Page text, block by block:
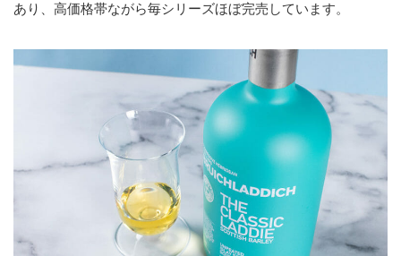
あり、高価格帯ながら毎シリーズほぼ完売しています。